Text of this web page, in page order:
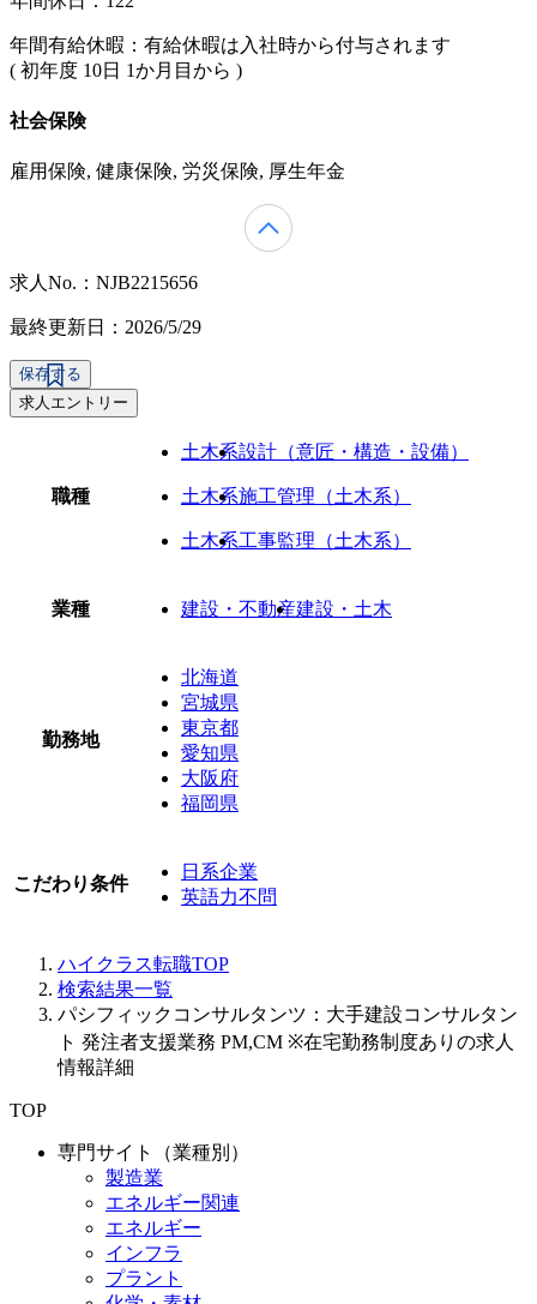
年間有給休暇：有給休暇は入社時から付与されます
( 初年度 10日 1か月目から )
社会保険
雇用保険, 健康保険, 労災保険, 厚生年金
求人No.：NJB2215656
最終更新日：2026/5/29
保存する
求人エントリー
職種
土木系設計（意匠・構造・設備）
土木系施工管理（土木系）
土木系工事監理（土木系）
業種 建設・不動産建設・土木
勤務地
北海道
宮城県
東京都
愛知県
大阪府
福岡県
こだわり条件
日系企業
英語力不問
ハイクラス転職TOP
検索結果一覧
パシフィックコンサルタンツ：大手建設コンサルタン
ト 発注者支援業務 PM,CM ※在宅勤務制度ありの求人
情報詳細
TOP
専門サイト（業種別）
製造業
エネルギー関連
エネルギー
インフラ
プラント